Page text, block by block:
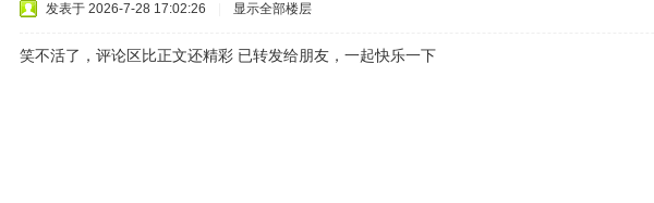
发表于 2026-7-28 17:02:26 显示全部楼层
笑不活了，评论区比正文还精彩 已转发给朋友，一起快乐一下